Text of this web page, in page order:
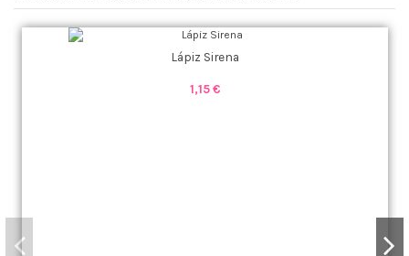
Lápiz Sirena
1,15 €